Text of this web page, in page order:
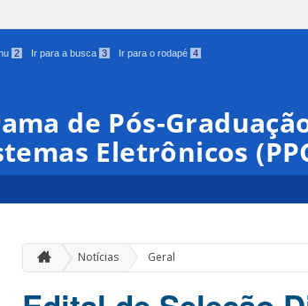
2 Ir para a busca 3 Ir para o rodapé 4
de Pós-
Eletrônicos
Notícias Geral